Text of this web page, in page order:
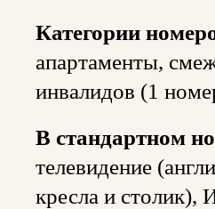
Категории
апартаменты,
инвалидов (1
В стандартном
телевидение
кресла и столик),